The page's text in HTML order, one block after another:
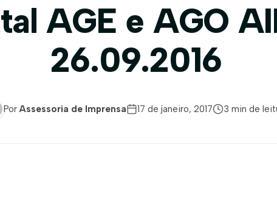
AGE e AGO
26.09.2016
Por Assessoria de Imprensa 17 de janeiro, 2017 3 min de